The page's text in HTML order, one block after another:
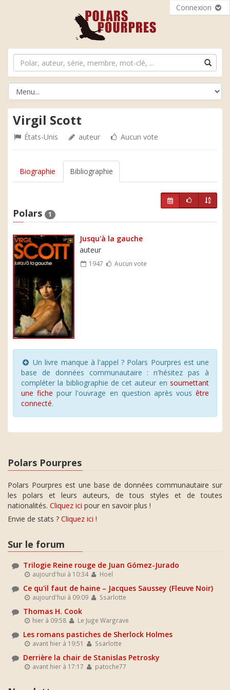
Connexion
Virgil Scott
États-Unis auteur Aucun vote
Biographie Bibliographie
Polars 1
Jusqu'à la gauche
auteur
1947 Aucun vote
Un livre manque à l'appel ? Polars Pourpres est une
base de données communautaire : n'hésitez pas à
compléter la bibliographie de cet auteur en soumettant
une fiche pour l'ouvrage en question après vous être
connecté.
Polars Pourpres
Polars Pourpres est une base de données communautaire sur
les polars et leurs auteurs, de tous styles et de toutes
nationalités. Cliquez ici pour en savoir plus !
Envie de stats ? Cliquez ici !
Sur le forum
Trilogie Reine rouge de Juan Gómez-Jurado
aujourd'hui à 10:34 Hoel
Ce qu'il faut de haine – Jacques Saussey (Fleuve Noir)
aujourd'hui à 09:09 Ssarlotte
Thomas H. Cook
hier à 09:58 Le Juge Wargrave
Les romans pastiches de Sherlock Holmes
avant hier à 19:51 Ssarlotte
Derrière la chair de Stanislas Petrosky
avant hier à 17:17 patoche77